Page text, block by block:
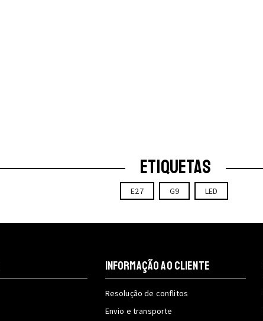
ETIQUETAS
E27 G9 LED
INFORMAÇÃO AO CLIENTE
Resolução de conflitos
Envio e transporte